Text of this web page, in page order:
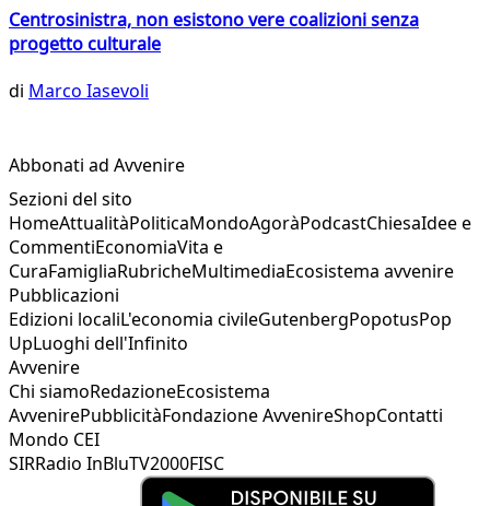
Centrosinistra, non esistono vere coalizioni senza
progetto culturale
di Marco Iasevoli
Abbonati ad Avvenire
Sezioni del sito
HomeAttualitàPoliticaMondoAgoràPodcastChiesaIdee e
CommentiEconomiaVita e
CuraFamigliaRubricheMultimediaEcosistema avvenire
Pubblicazioni
Edizioni localiL'economia civileGutenbergPopotusPop
UpLuoghi dell'Infinito
Avvenire
Chi siamoRedazioneEcosistema
AvvenirePubblicitàFondazione AvvenireShopContatti
Mondo CEI
SIRRadio InBluTV2000FISC